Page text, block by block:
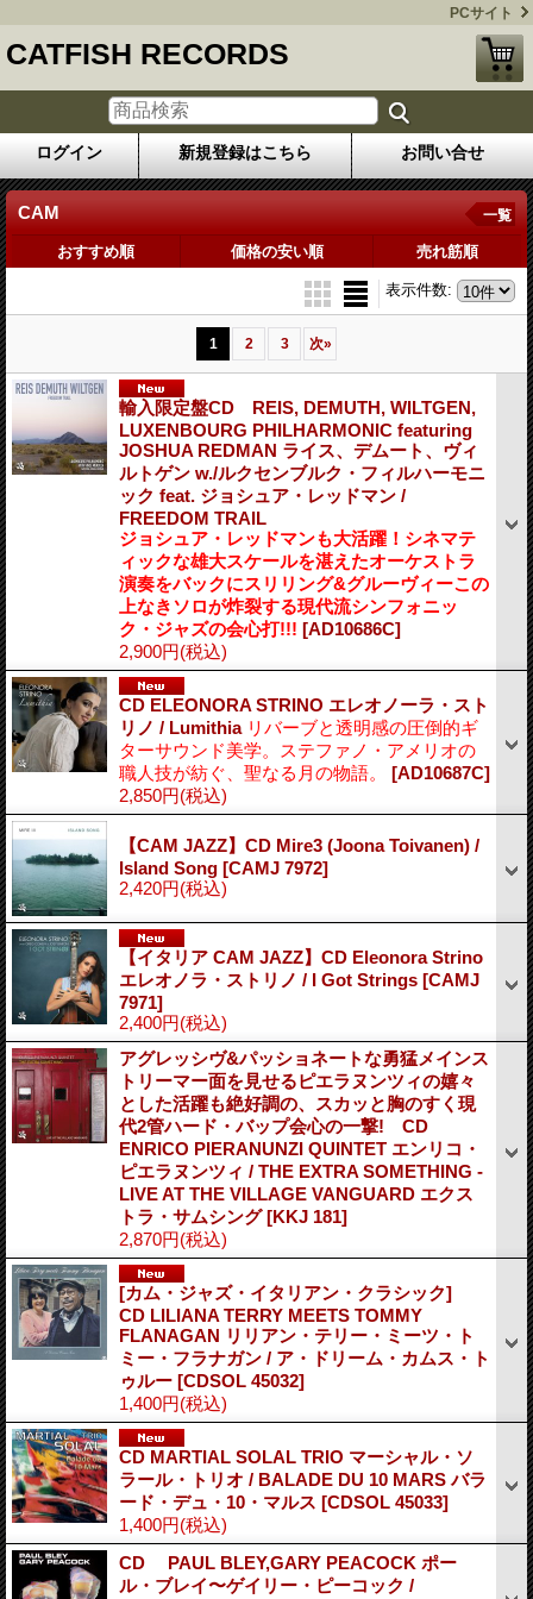
PCサイト
CATFISH RECORDS
ログイン 新規登録はこちら お問い合せ
CAM 一覧
おすすめ順 価格の安い順 売れ筋順
表示件数:
1 2 3 次»
輸入限定盤CD REIS, DEMUTH, WILTGEN,
LUXENBOURG PHILHARMONIC featuring
JOSHUA REDMAN ライス、デムート、ヴィ
ルトゲン w./ルクセンブルク・フィルハーモニ
ック feat. ジョシュア・レッドマン /
FREEDOM TRAIL
ジョシュア・レッドマンも大活躍！シネマテ
ィックな雄大スケールを湛えたオーケストラ
演奏をバックにスリリング&グルーヴィーこの
上なきソロが炸裂する現代流シンフォニッ
ク・ジャズの会心打!!! [AD10686C]
2,900円(税込)
CD ELEONORA STRINO エレオノーラ・スト
リノ / Lumithia リバーブと透明感の圧倒的ギ
ターサウンド美学。ステファノ・アメリオの
職人技が紡ぐ、聖なる月の物語。
[AD10687C]
2,850円(税込)
【CAM JAZZ】CD Mire3 (Joona Toivanen) /
Island Song [CAMJ 7972]
2,420円(税込)
【イタリア CAM JAZZ】CD Eleonora Strino
エレオノラ・ストリノ / I Got Strings [CAMJ
7971]
2,400円(税込)
アグレッシヴ&パッショネートな勇猛メインス
トリーマー面を見せるピエラヌンツィの嬉々
とした活躍も絶好調の、スカッと胸のすく現
代2管ハード・バップ会心の一撃! CD
ENRICO PIERANUNZI QUINTET エンリコ・
ピエラヌンツィ / THE EXTRA SOMETHING -
LIVE AT THE VILLAGE VANGUARD エクス
トラ・サムシング[KKJ 181]
2,870円(税込)
[カム・ジャズ・イタリアン・クラシック]
CD LILIANA TERRY MEETS TOMMY
FLANAGAN リリアン・テリー・ミーツ・ト
ミー・フラナガン / ア・ドリーム・カムス・ト
ゥルー [CDSOL 45032]
1,400円(税込)
CD MARTIAL SOLAL TRIO マーシャル・ソ
ラール・トリオ / BALADE DU 10 MARS バラ
ード・デュ・10・マルス [CDSOL 45033]
1,400円(税込)
CD PAUL BLEY,GARY PEACOCK ポー
ル・ブレイ〜ゲイリー・ピーコック /